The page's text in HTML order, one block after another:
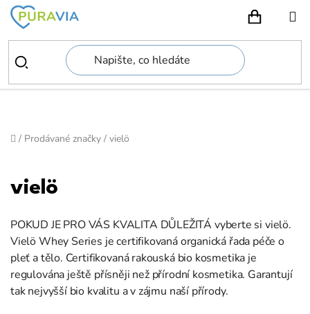
Přejít
obsah
Domů
/ Prodávané značky / vielö
vielö
POKUD JE PRO VÁS KVALITA DŮLEŽITÁ vyberte si vielö.
Vielö Whey Series je certifikovaná organická řada péče o
pleť a tělo. Certifikovaná rakouská bio kosmetika je
regulována ještě přísněji než přírodní kosmetika. Garantují
tak nejvyšší bio kvalitu a v zájmu naší přírody.